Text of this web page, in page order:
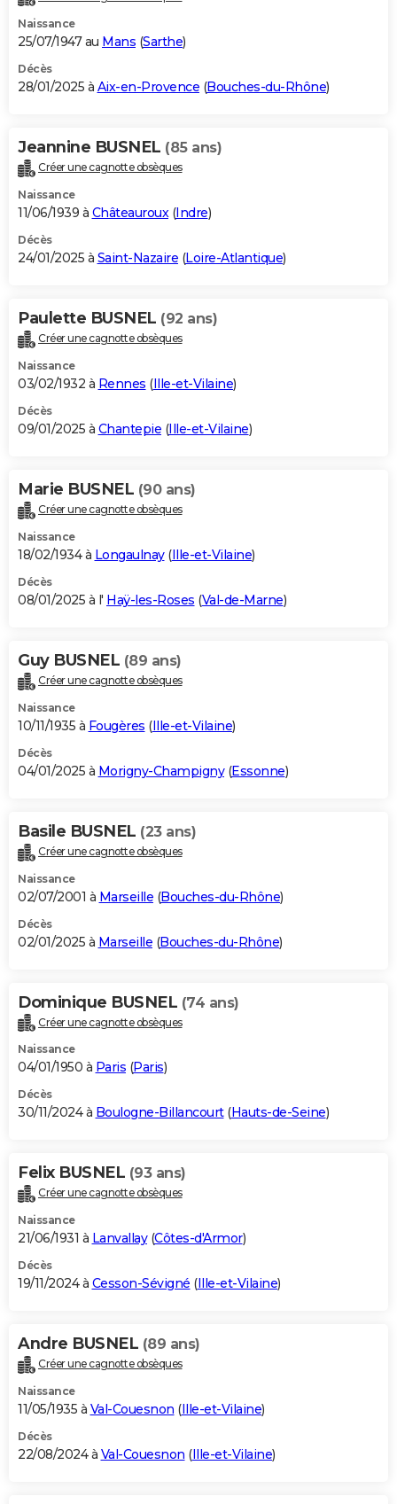
Naissance
25/07/1947 au Mans (Sarthe)
Décès
28/01/2025 à Aix-en-Provence (Bouches-du-Rhône)
Jeannine BUSNEL (85 ans)
Créer une cagnotte obsèques
Naissance
11/06/1939 à Châteauroux(Indre)
Décès
24/01/2025 à Saint-Nazaire (Loire-Atlantique)
Paulette BUSNEL (92 ans)
Créer une cagnotte obsèques
Naissance
03/02/1932 à Rennes (Ille-et-Vilaine)
Décès
09/01/2025 à Chantepie (Ille-et-Vilaine)
Marie BUSNEL (90 ans)
Créer une cagnotte obsèques
Naissance
18/02/1934 à Longaulnay(Ille-et-Vilaine)
Décès
08/01/2025 à l' Haÿ-les-Roses (Val-de-Marne)
Guy BUSNEL (89 ans)
Créer une cagnotte obsèques
Naissance
10/11/1935 à Fougères (Ille-et-Vilaine)
Décès
04/01/2025 à Morigny-Champigny(Essonne)
Basile BUSNEL (23 ans)
Créer une cagnotte obsèques
Naissance
02/07/2001 à Marseille (Bouches-du-Rhône)
Décès
02/01/2025 à Marseille (Bouches-du-Rhône)
Dominique BUSNEL (74 ans)
Créer une cagnotte obsèques
Naissance
04/01/1950 à Paris (Paris)
Décès
30/11/2024 à Boulogne-Billancourt(Hauts-de-Seine)
Felix BUSNEL (93 ans)
Créer une cagnotte obsèques
Naissance
21/06/1931 à Lanvallay(Côtes-d'Armor)
Décès
19/11/2024 à Cesson-Sévigné (Ille-et-Vilaine)
Andre BUSNEL (89 ans)
Créer une cagnotte obsèques
Naissance
11/05/1935 à Val-Couesnon (Ille-et-Vilaine)
Décès
22/08/2024 à Val-Couesnon (Ille-et-Vilaine)